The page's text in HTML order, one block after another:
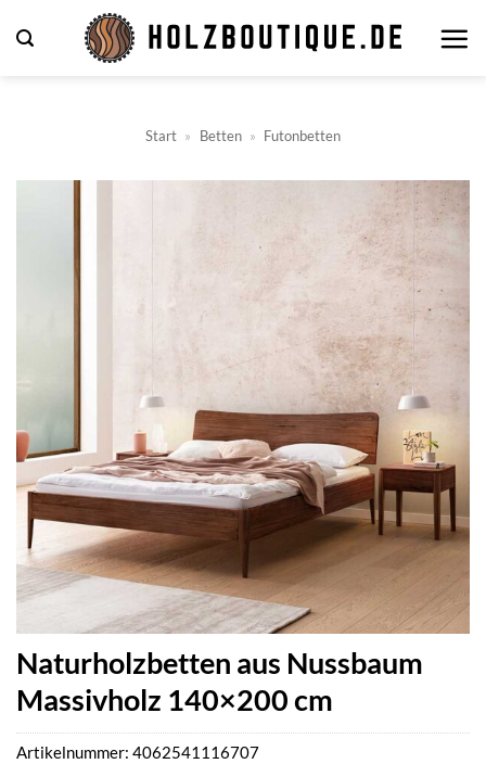
Inhalt
Start » Betten » Futonbetten
Naturholzbetten aus Nussbaum
Massivholz 140×200 cm
Artikelnummer: 4062541116707